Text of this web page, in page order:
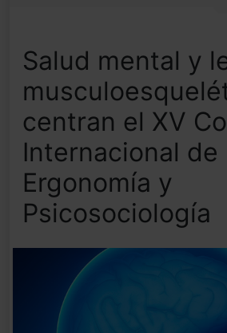
Salud mental y
centran el XV
Internacional de
Ergonomía y
Psicosociología